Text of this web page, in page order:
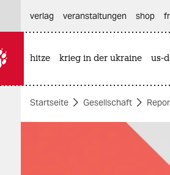
themen
verlag
veranstaltungen shop
hitze krieg in der ukraine us-
Startseite Gesellschaft